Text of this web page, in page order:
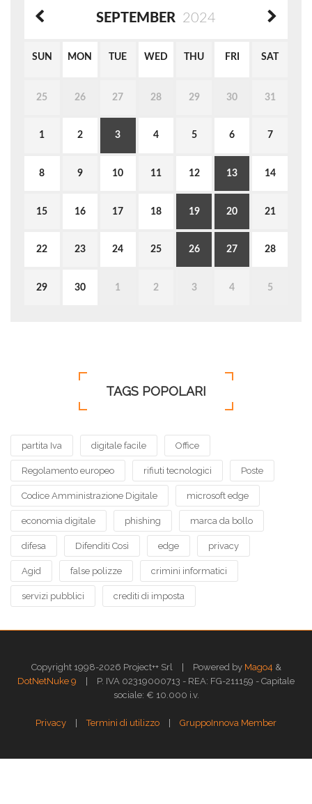
SEPTEMBER 2024
SUN MON TUE WED THU FRI SAT
25 26 27 28 29 30 31
1 2 3 4 5 6 7
8 9 10 11 12 13 14
15 16 17 18 19 20 21
22 23 24 25 26 27 28
29 30 1 2 3 4 5
TAGS POPOLARI
partita Iva digitale facile Office
Regolamento europeo rifiuti tecnologici Poste
Codice Amministrazione Digitale microsoft edge
economia digitale phishing marca da bollo
difesa Difenditi Così edge privacy
Agid false polizze crimini informatici
servizi pubblici crediti di imposta
Copyright 1998-2026 Project++ Srl | Powered by Mago4 &
DotNetNuke 9
|
P. IVA 02319000713 - REA: FG-211159 - Capitale
sociale: € 10.000 i.v.
Privacy | Termini di utilizzo | GruppoInnova Member